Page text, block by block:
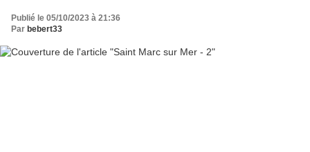
Publié le 05/10/2023 à 21:36
Par bebert33